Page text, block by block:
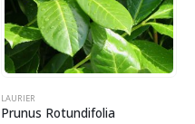
LAURIER
Prunus Rotundifolia